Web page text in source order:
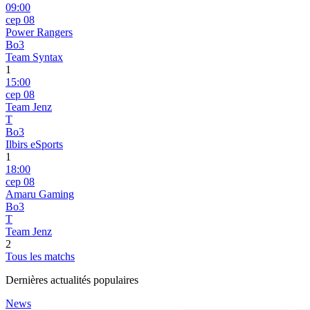
09:00
сер 08
Power Rangers
Bo3
Team Syntax
1
15:00
сер 08
Team Jenz
T
Bo3
Ilbirs eSports
1
18:00
сер 08
Amaru Gaming
Bo3
T
Team Jenz
2
Tous les matchs
Dernières actualités populaires
News